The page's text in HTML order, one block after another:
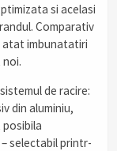
si acelasi
Comparativ
atat imbunatatiri
de racire:
din aluminiu,
selectabil printr-